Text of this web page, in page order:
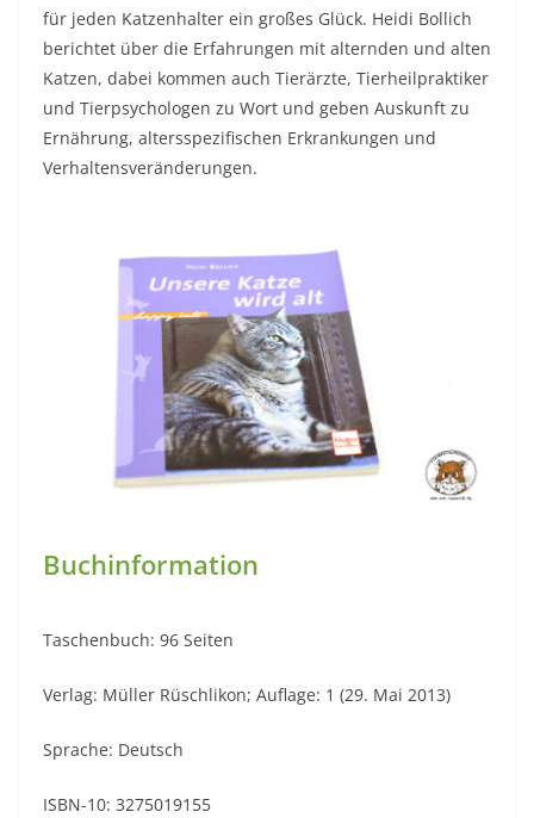
für jeden Katzenhalter ein großes Glück. Heidi Bollich
berichtet über die Erfahrungen mit alternden und alten
Katzen, dabei kommen auch Tierärzte, Tierheilpraktiker
und Tierpsychologen zu Wort und geben Auskunft zu
Ernährung, altersspezifischen Erkrankungen und
Verhaltensveränderungen.
Buchinformation
Taschenbuch: 96 Seiten
Verlag: Müller Rüschlikon; Auflage: 1 (29. Mai 2013)
Sprache: Deutsch
ISBN-10: 3275019155